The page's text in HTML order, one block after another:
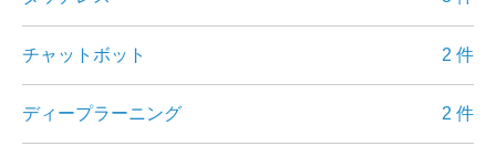
チャットボット 2 件
ディープラーニング 2 件